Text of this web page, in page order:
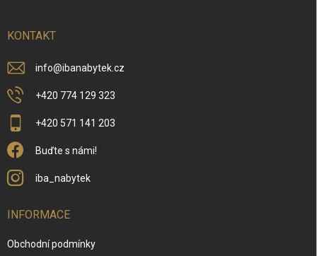
KONTAKT
info@ibanabytek.cz
+420 774 129 323
+420 571 141 203
Buďte s námi!
iba_nabytek
INFORMACE
Obchodní podmínky